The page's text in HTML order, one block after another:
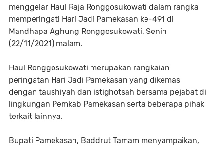
menggelar Haul Raja Ronggosukowati dalam rangka
memperingati Hari Jadi Pamekasan ke-491 di
Mandhapa Aghung Ronggosukowati, Senin
(22/11/2021) malam.
Haul Ronggosukowati merupakan rangkaian
peringatan Hari Jadi Pamekasan yang dikemas
dengan taushiyah dan istighotsah bersama pejabat di
lingkungan Pemkab Pamekasan serta beberapa pihak
terkait lainnya.
Bupati Pamekasan, Baddrut Tamam menyampaikan,